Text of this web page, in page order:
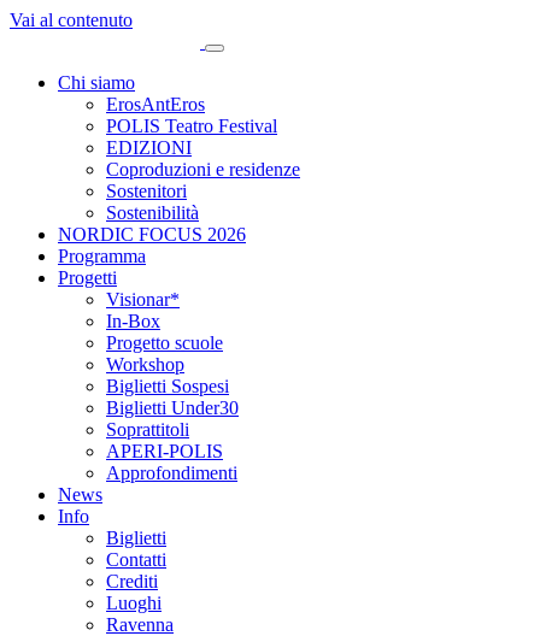
Vai al contenuto
Chi siamo
ErosAntEros
POLIS Teatro Festival
EDIZIONI
Coproduzioni e residenze
Sostenitori
Sostenibilità
NORDIC FOCUS 2026
Programma
Progetti
Visionar*
In-Box
Progetto scuole
Workshop
Biglietti Sospesi
Biglietti Under30
Soprattitoli
APERI-POLIS
Approfondimenti
News
Info
Biglietti
Contatti
Crediti
Luoghi
Ravenna